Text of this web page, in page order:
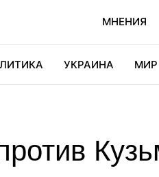
МНЕНИЯ
УКРАИНА МИР